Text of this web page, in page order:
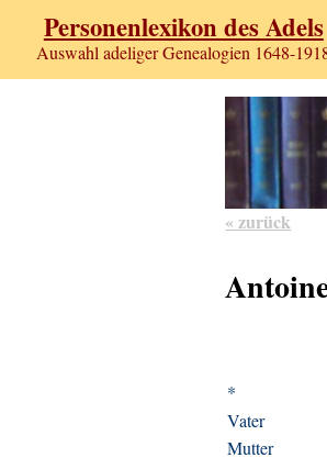
Personenlexikon des Adels
Auswahl adeliger Genealogien 1648-
« zurück
*
Vater
Mutter